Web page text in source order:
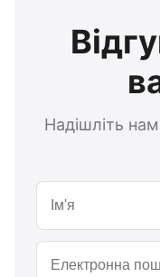
Надішліть